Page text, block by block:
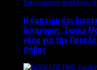
Η έμπειρη και
δικηγόρος, Σωσώ
νέου για την
Θήβας